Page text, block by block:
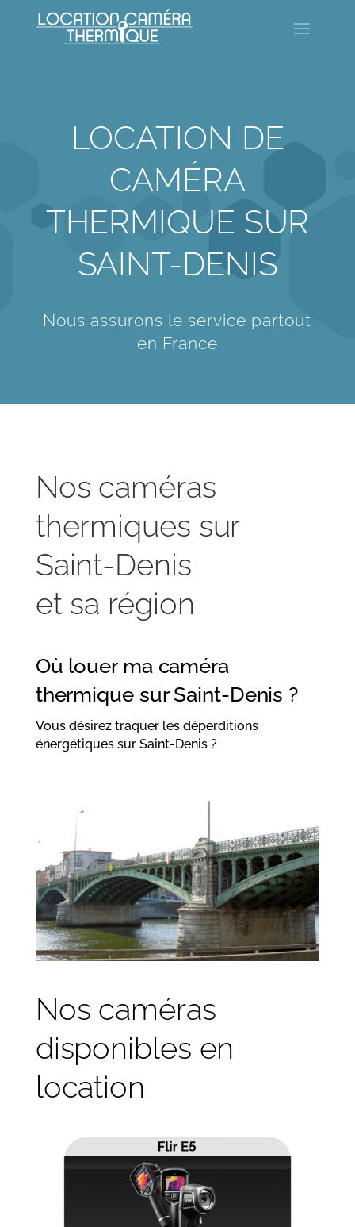
LOCATION DE
CAMÉRA
THERMIQUE SUR
SAINT-DENIS
Nous assurons le service partout
en France
Nos caméras
thermiques sur
Saint-Denis
et sa région
Où louer ma caméra
thermique sur Saint-Denis ?
Vous désirez traquer les déperditions
énergétiques sur Saint-Denis ?
Nos caméras
disponibles en
location